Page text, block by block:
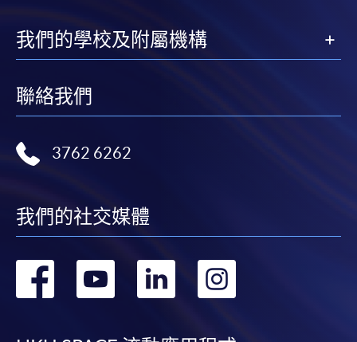
我們的學校及附屬機構
聯絡我們
3762 6262
我們的社交媒體
轉
轉
轉